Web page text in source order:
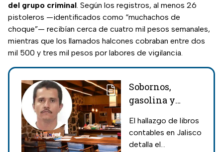
del grupo criminal. Según los registros, al menos 26
pistoleros —identificados como “muchachos de
choque”— recibían cerca de cuatro mil pesos semanales,
mientras que los llamados halcones cobraban entre dos
mil 500 y tres mil pesos por labores de vigilancia.
Sobornos,
gasolina y
El búnker de
Tapalpa que
El hallazgo de libros
contables en Jalisco
detalla el